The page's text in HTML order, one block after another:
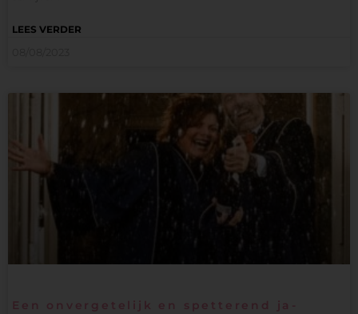
LEES VERDER
Een onvergetelijk en spetterend ja-